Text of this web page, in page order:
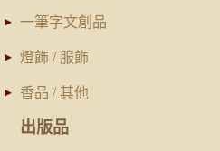
一筆字文創品
燈飾 / 服飾
香品 / 其他
出版品